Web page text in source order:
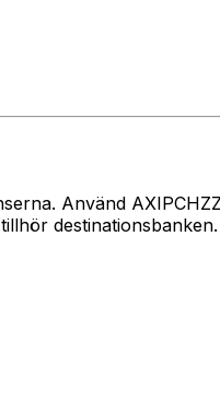
Använd
destinationsbanken.